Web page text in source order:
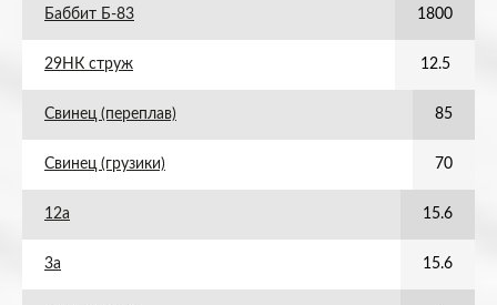
Баббит Б-83 1800
29НК струж 12.5
Свинец (переплав) 85
Свинец (грузики) 70
12а 15.6
3а 15.6